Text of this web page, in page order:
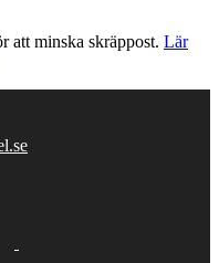
att minska skräppost. Lär